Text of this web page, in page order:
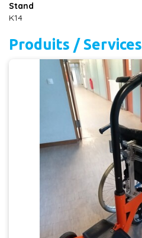
Stand
K14
Produits / Services